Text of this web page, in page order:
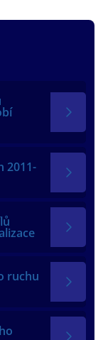
2011-
ruchu